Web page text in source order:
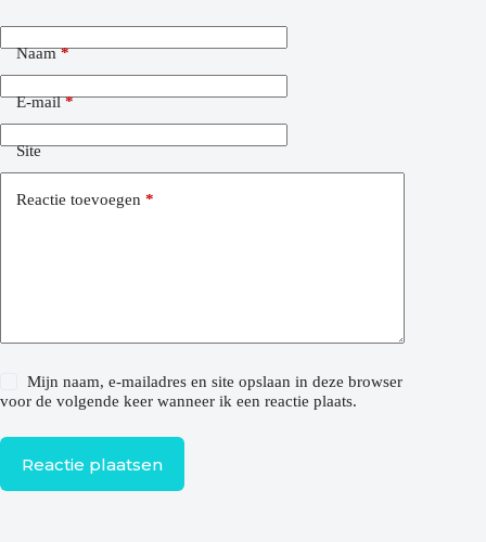
Naam*
E-mail*
Site
Reactie toevoegen *
Mijn naam, e-mailadres en site opslaan in deze browser
voor de volgende keer wanneer ik een reactie plaats.
Reactie plaatsen